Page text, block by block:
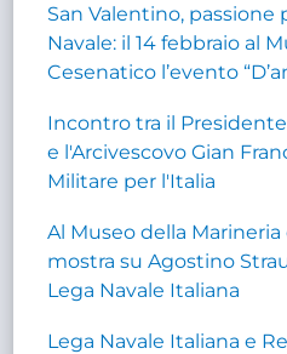
San Valentino, passione
Navale: il 14 febbraio al
Cesenatico l’evento
Incontro tra il
e l'Arcivescovo Gian
Militare per l'Italia
Al Museo della
mostra su Agostino
Lega Navale Italiana
Lega Navale Italiana e